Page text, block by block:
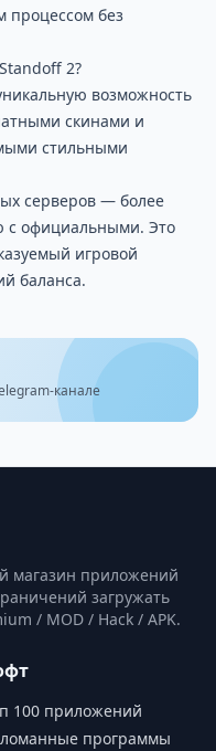
процессом без
2?
возможность
скинами и
стильными
серверов — более
с официальными. Это
игровой
баланса.
канале
магазин приложений
загружать
/ MOD / Hack / APK.
100 приложений
программы